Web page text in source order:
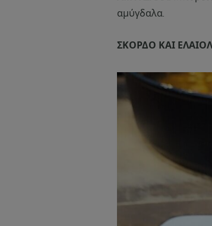
αμύγδαλα.
ΣΚΟΡΔΟ ΚΑΙ